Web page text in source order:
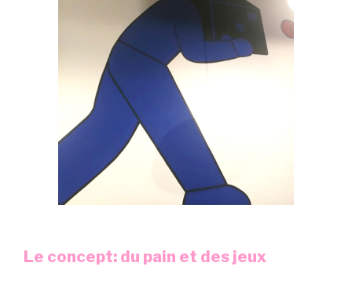
Le concept: du pain et des jeux